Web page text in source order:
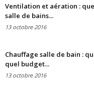
Ventilation et aération :
salle de bains...
13 octobre 2016
Chauffage salle de bain :
quel budget...
13 octobre 2016